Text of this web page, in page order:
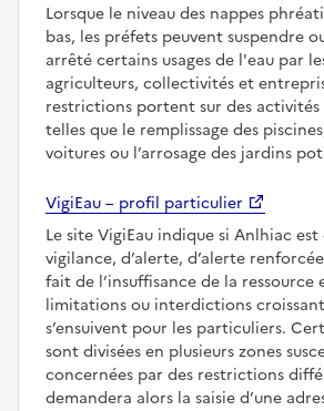
Lorsque le niveau des nappes
bas, les préfets peuvent suspendre
arrêté certains usages de l'eau par
agriculteurs, collectivités et
restrictions portent sur des
telles que le remplissage des
voitures ou l’arrosage des jardins
VigiEau – profil particulier
Le site VigiEau indique si Anlhiac
vigilance, d’alerte, d’alerte
fait de l’insuffisance de la ressource
limitations ou interdictions
s’ensuivent pour les particuliers.
sont divisées en plusieurs zones
concernées par des restrictions
demandera alors la saisie d’une